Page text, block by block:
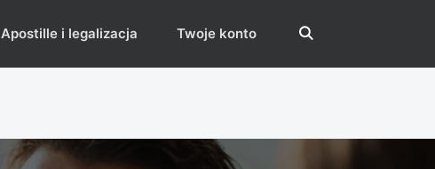
Apostille i legalizacja Twoje konto